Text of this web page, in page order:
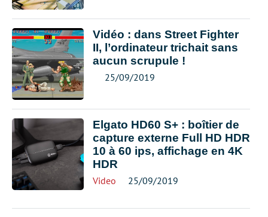
Vidéo : dans Street Fighter
II, l’ordinateur trichait sans
aucun scrupule !
25/09/2019
Elgato HD60 S+ : boîtier de
capture externe Full HD HDR
10 à 60 ips, affichage en 4K
HDR
Video 25/09/2019